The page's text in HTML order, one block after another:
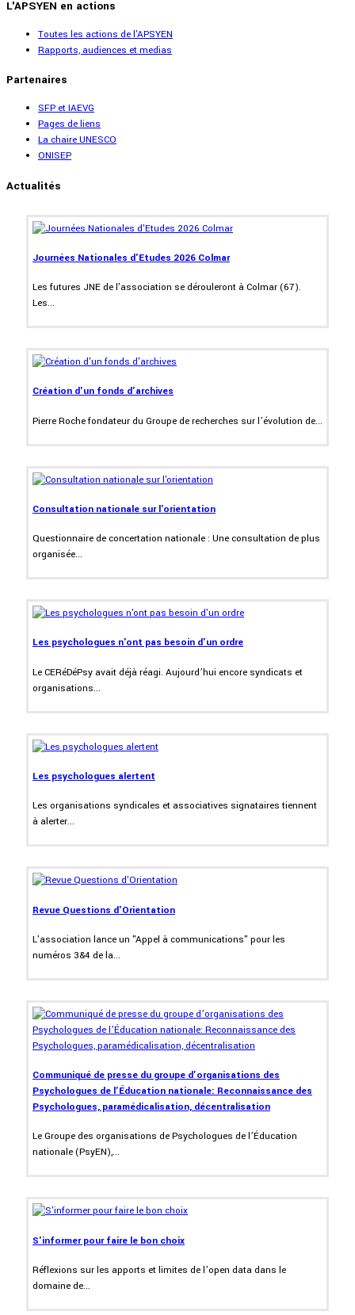
L'APSYEN en actions
Toutes les actions de l'APSYEN
Rapports, audiences et medias
Partenaires
SFP et IAEVG
Pages de liens
La chaire UNESCO
ONISEP
Actualités
Journées Nationales d'Etudes 2026 Colmar
Les futures JNE de l'association se dérouleront à Colmar (67).
Les...
Création d'un fonds d'archives
Pierre Roche fondateur du Groupe de recherches sur l’évolution de...
Consultation nationale sur l'orientation
Questionnaire de concertation nationale : Une consultation de plus
organisée...
Les psychologues n'ont pas besoin d'un ordre
Le CERéDéPsy avait déjà réagi. Aujourd’hui encore syndicats et
organisations...
Les psychologues alertent
Les organisations syndicales et associatives signataires tiennent
à alerter...
Revue Questions d'Orientation
L'association lance un "Appel à communications" pour les
numéros 3&4 de la...
Communiqué de presse du groupe d’organisations des
Psychologues de l’Éducation nationale: Reconnaissance des
Psychologues, paramédicalisation, décentralisation
Le Groupe des organisations de Psychologues de l’Éducation
nationale (PsyEN),...
S'informer pour faire le bon choix
Réflexions sur les apports et limites de l’open data dans le
domaine de...